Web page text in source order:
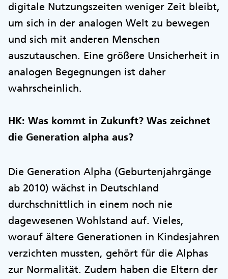
digitale Nutzungszeiten weniger Zeit bleibt,
um sich in der analogen Welt zu bewegen
und sich mit anderen Menschen
auszutauschen. Eine größere Unsicherheit in
analogen Begegnungen ist daher
wahrscheinlich.
HK: Was kommt in Zukunft? Was zeichnet
die Generation alpha aus?
Die Generation Alpha (Geburtenjahrgänge
ab 2010) wächst in Deutschland
durchschnittlich in einem noch nie
dagewesenen Wohlstand auf. Vieles,
worauf ältere Generationen in Kindesjahren
verzichten mussten, gehört für die Alphas
zur Normalität. Zudem haben die Eltern der